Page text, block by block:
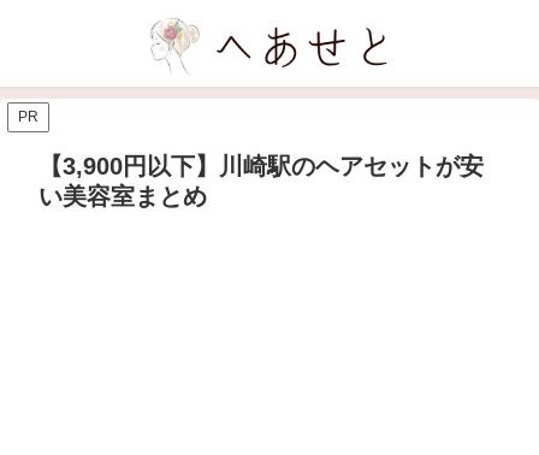
PR
【3,900円以下】川崎駅のヘアセットが安
い美容室まとめ